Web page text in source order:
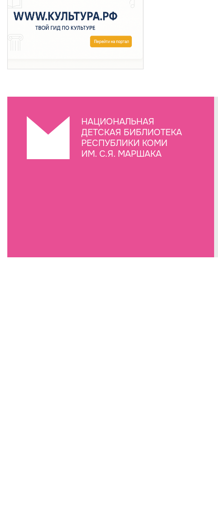
НАЦИОНАЛЬНАЯ
ДЕТСКАЯ БИБЛИОТЕКА
РЕСПУБЛИКИ КОМИ
ИМ. С.Я. МАРШАКА